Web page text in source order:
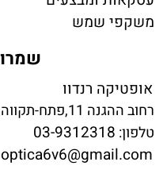
משקפי שמש
אופטיקה רנדוו
רחוב ההגנה 11,פתח-תקווה (במדרחוב)
טלפון: 03-9312318